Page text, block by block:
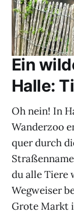
Ein
Halle:
Oh nein! In
Wanderzoo
quer durch
du alle Tiere
Wegweiser
Grote Markt